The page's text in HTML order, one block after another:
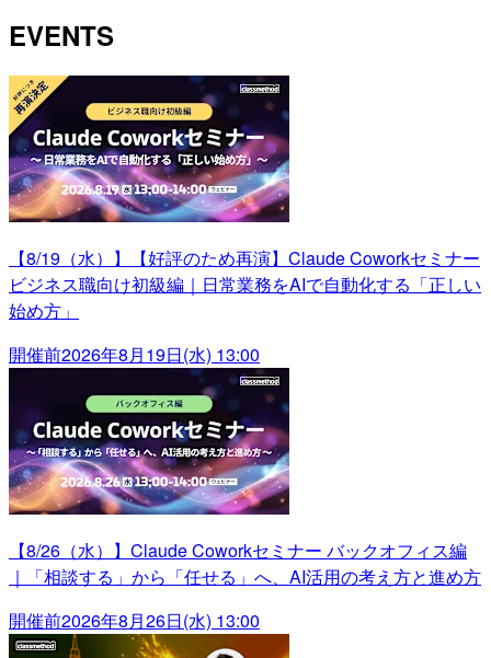
EVENTS
【8/19（水）】【好評のため再演】Claude Coworkセミナー
ビジネス職向け初級編｜日常業務をAIで自動化する「正しい
始め方」
開催前2026年8月19日(水) 13:00
【8/26（水）】Claude Coworkセミナー バックオフィス編
｜「相談する」から「任せる」へ、AI活用の考え方と進め方
開催前2026年8月26日(水) 13:00